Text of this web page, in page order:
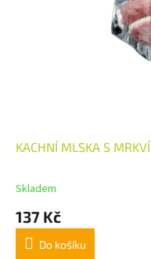
KACHNÍ MLSKA S MRKVÍ
Skladem
137 Kč
Do košíku